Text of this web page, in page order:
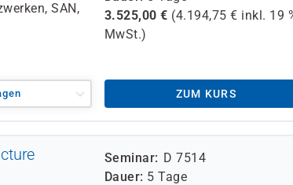
SAN,
3.525,00 € (4.194,75 € inkl. 19
MwSt.)
ZUM KURS
Seminar
D 7514
Dauer 5 Tage